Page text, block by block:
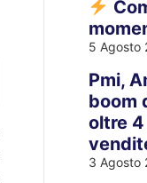
5 Agosto
Pmi,
boom
oltre
3 Agosto